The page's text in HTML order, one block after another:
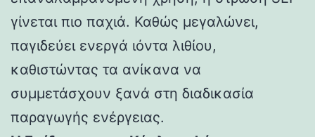
γίνεται πιο παχιά. Καθώς μεγαλώνει,
παγιδεύει ενεργά ιόντα λιθίου,
καθιστώντας τα ανίκανα να
συμμετάσχουν ξανά στη διαδικασία
παραγωγής ενέργειας.